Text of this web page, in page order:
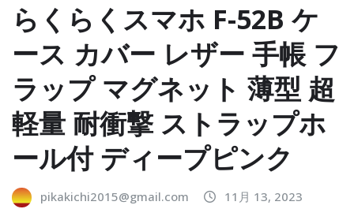
らくらくスマホ F-52B ケ
ース カバー レザー 手帳 フ
ラップ マグネット 薄型 超
軽量 耐衝撃 ストラップホ
ール付 ディープピンク
pikakichi2015@gmail.com 11月 13, 2023